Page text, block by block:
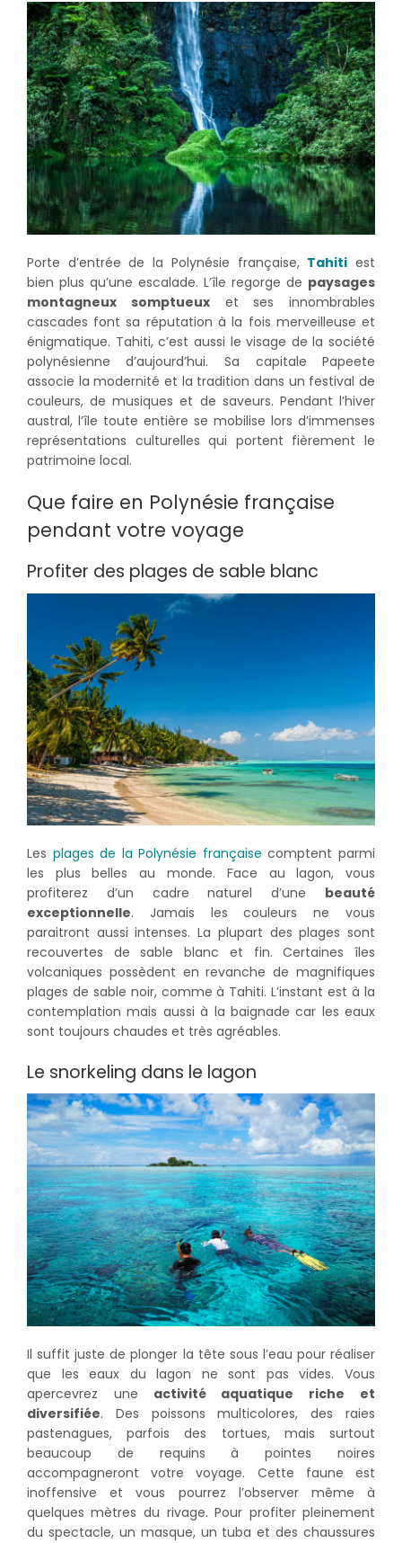
Porte d’entrée de la Polynésie française, Tahiti est
bien plus qu’une escalade. L’île regorge de paysages
montagneux somptueuxet ses innombrables
cascades font sa réputation à la fois merveilleuse et
énigmatique. Tahiti, c’est aussi le visage de la société
polynésienne d’aujourd’hui. Sa capitale Papeete
associe la modernité et la tradition dans un festival de
couleurs, de musiques et de saveurs. Pendant l’hiver
austral, l’île toute entière se mobilise lors d’immenses
représentations culturelles qui portent fièrement le
patrimoine local.
Que faire en Polynésie française
pendant votre voyage
Profiter des plages de sable blanc
Les plages de la Polynésie française comptent parmi
les plus belles au monde. Face au lagon, vous
profiterez d’un cadre naturel d’une beauté
exceptionnelle. Jamais les couleurs ne vous
paraitront aussi intenses. La plupart des plages sont
recouvertes de sable blanc et fin. Certaines îles
volcaniques possèdent en revanche de magnifiques
plages de sable noir, comme à Tahiti. L’instant est à la
contemplation mais aussi à la baignade car les eaux
sont toujours chaudes et très agréables.
Le snorkeling dans le lagon
Il suffit juste de plonger la tête sous l’eau pour réaliser
que les eaux du lagon ne sont pas vides. Vous
apercevrez une activité aquatique riche et
diversifiée. Des poissons multicolores, des raies
pastenagues, parfois des tortues, mais surtout
beaucoup de requins à pointes noires
accompagneront votre voyage. Cette faune est
inoffensive et vous pourrez l’observer même à
quelques mètres du rivage. Pour profiter pleinement
du spectacle, un masque, un tuba et des chaussures